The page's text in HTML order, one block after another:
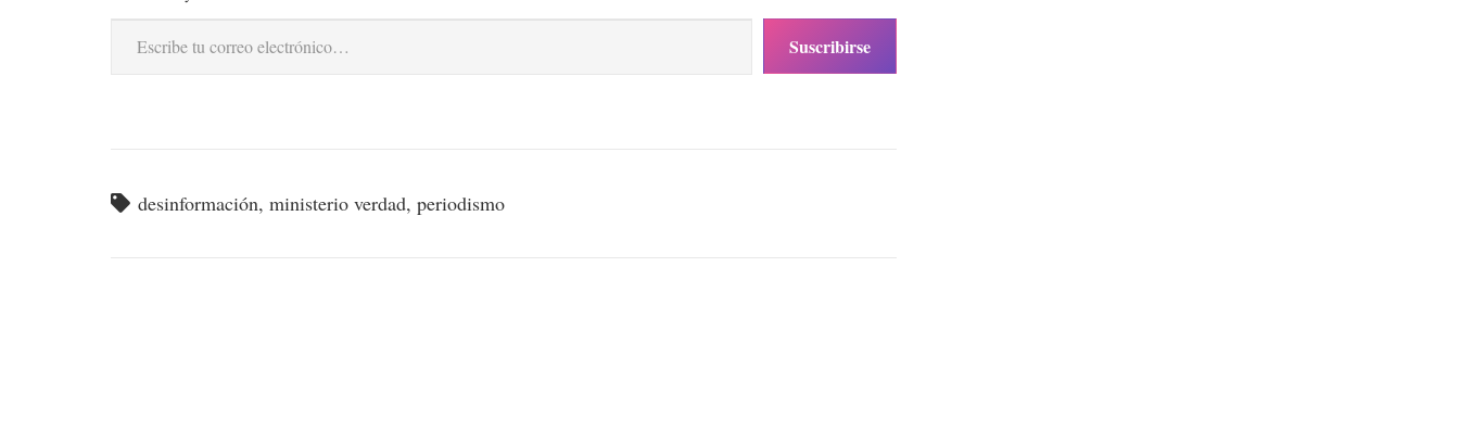
Escribe tu correo electrónico…
Suscribirse
desinformación,ministerio verdad,periodismo